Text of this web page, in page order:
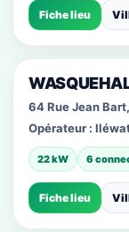
Fiche lieu
64 Rue Jean
Opérateur :
22 kW 6
Fiche lieu